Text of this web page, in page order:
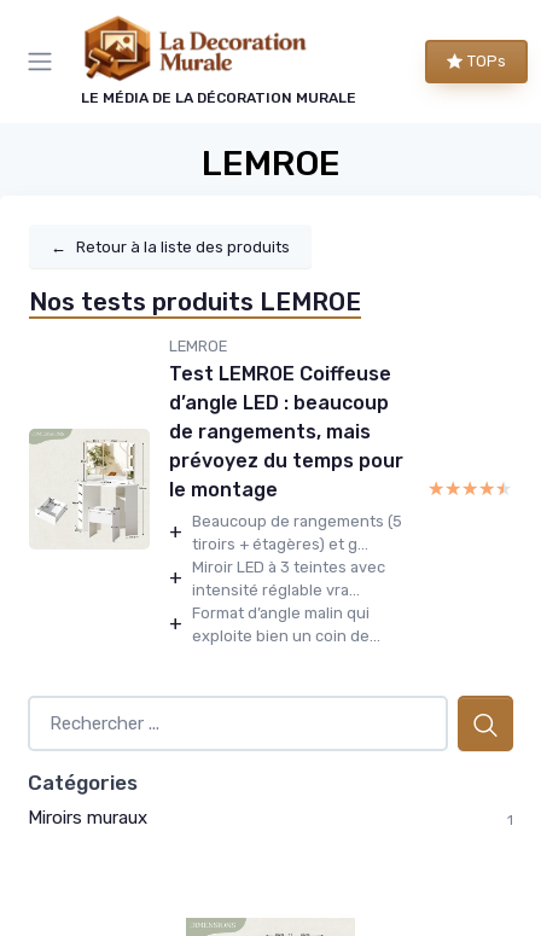
LE MÉDIA DE LA DÉCORATION MURALE
TOPs
LEMROE
← Retour à la liste des produits
Nos tests produits LEMROE
LEMROE
Test LEMROE Coiffeuse
d’angle LED : beaucoup
de rangements, mais
prévoyez du temps pour
le montage
+ Beaucoup de rangements (5
tiroirs + étagères) et g...
+ Miroir LED à 3 teintes avec
intensité réglable vra...
+ Format d’angle malin qui
exploite bien un coin de...
★★★★★
★★★★★
Catégories
Miroirs muraux 1
Panneau de gestion des cookies